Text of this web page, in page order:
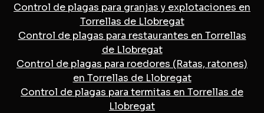
Control de plagas para granjas y explotaciones en
Torrellas de Llobregat
Control de plagas para restaurantes en Torrellas
de Llobregat
Control de plagas para roedores (Ratas, ratones)
en Torrellas de Llobregat
Control de plagas para termitas en Torrellas de
Llobregat